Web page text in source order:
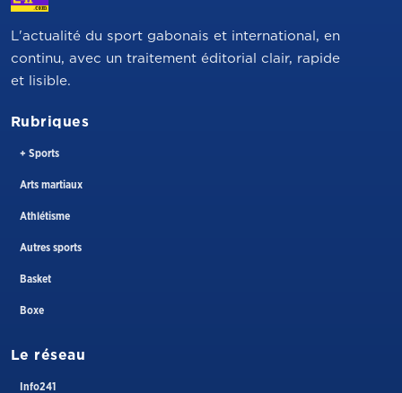
L'actualité du sport gabonais et international, en
continu, avec un traitement éditorial clair, rapide
et lisible.
Rubriques
+ Sports
Arts martiaux
Athlétisme
Autres sports
Basket
Boxe
Le réseau
Info241